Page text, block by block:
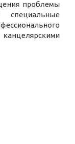
проблемы
специальные